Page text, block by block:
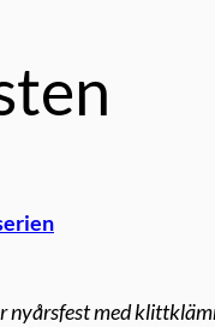
nyårsfest med